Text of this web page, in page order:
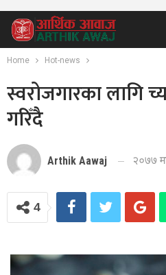
Home Hot-news
स्वरोजगारका लागि
गरिँदै
Arthik Aawaj २०७७
4